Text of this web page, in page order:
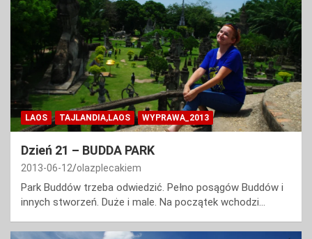
LAOS TAJLANDIA,LAOS WYPRAWA_2013
Dzień 21 – BUDDA PARK
2013-06-12 olazplecakiem
Park Buddów trzeba odwiedzić. Pełno posągów Buddów i
innych stworzeń. Duże i male. Na początek wchodzi…